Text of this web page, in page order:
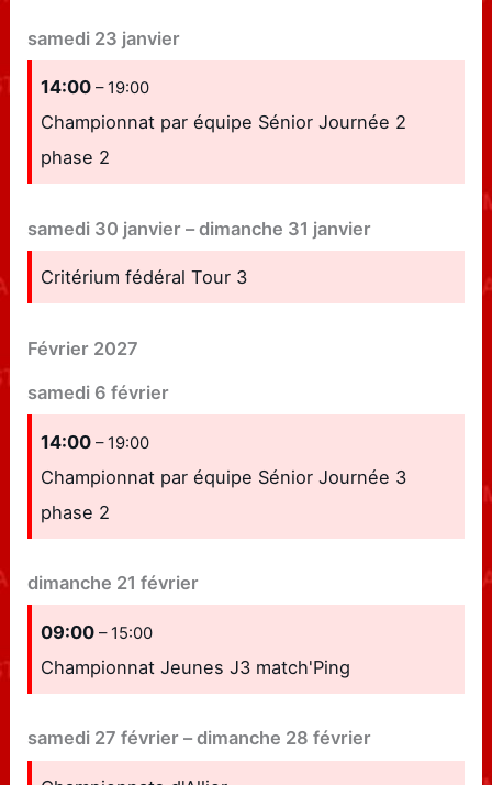
samedi 23 janvier
14:00– 19:00
Championnat par équipe Sénior Journée 2
phase 2
samedi 30 janvier –dimanche 31 janvier
Critérium fédéral Tour 3
Février 2027
samedi 6 février
14:00– 19:00
Championnat par équipe Sénior Journée 3
phase 2
dimanche 21 février
09:00– 15:00
Championnat Jeunes J3 match'Ping
samedi 27 février –dimanche 28 février